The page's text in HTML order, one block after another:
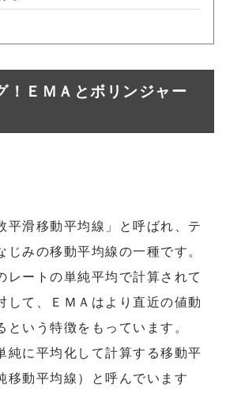
！ＥＭＡとボリンジャー
平滑移動平均線」と呼ばれ、テ
じみの移動平均線の一種です。
レートの単純平均で計算されて
て、ＥＭＡはより直近の値動
という特徴をもっています。
に平均化して計算する移動平
移動平均線）と呼んでいます